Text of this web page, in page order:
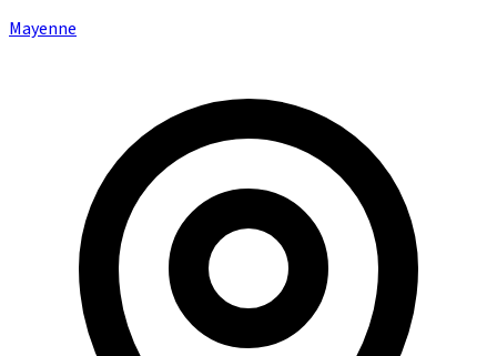
Mayenne